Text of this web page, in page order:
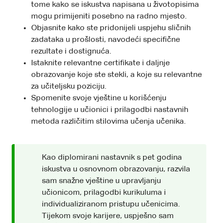
tome kako se iskustva napisana u životopisima
mogu primijeniti posebno na radno mjesto.
Objasnite kako ste pridonijeli uspjehu sličnih
zadataka u prošlosti, navodeći specifične
rezultate i dostignuća.
Istaknite relevantne certifikate i daljnje
obrazovanje koje ste stekli, a koje su relevantne
za učiteljsku poziciju.
Spomenite svoje vještine u korišćenju
tehnologije u učionici i prilagodbi nastavnih
metoda različitim stilovima učenja učenika.
Kao diplomirani nastavnik s pet godina
iskustva u osnovnom obrazovanju, razvila
sam snažne vještine u upravljanju
učionicom, prilagodbi kurikuluma i
individualiziranom pristupu učenicima.
Tijekom svoje karijere, uspješno sam